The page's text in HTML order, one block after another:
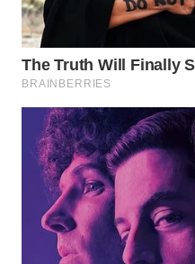
WAHANA
NEWS
TANI
WAHANA
ADVOKAT
WAHANA
INFRASTRUKTUR